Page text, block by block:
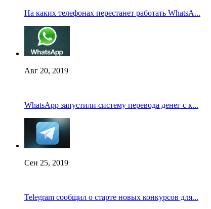
На каких телефонах перестанет работать WhatsA...
Авг 20, 2019
WhatsApp запустили систему перевода денег с к...
Сен 25, 2019
Telegram сообщил о старте новых конкурсов для...